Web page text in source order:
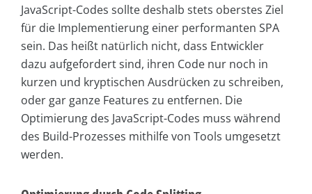
JavaScript-Codes sollte deshalb stets oberstes Ziel
für die Implementierung einer performanten SPA
sein. Das heißt natürlich nicht, dass Entwickler
dazu aufgefordert sind, ihren Code nur noch in
kurzen und kryptischen Ausdrücken zu schreiben,
oder gar ganze Features zu entfernen. Die
Optimierung des JavaScript-Codes muss während
des Build-Prozesses mithilfe von Tools umgesetzt
werden.